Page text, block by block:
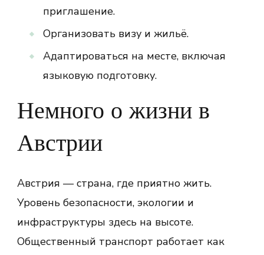
приглашение.
Организовать визу и жильё.
Адаптироваться на месте, включая
языковую подготовку.
Немного о жизни в
Австрии
Австрия — страна, где приятно жить.
Уровень безопасности, экологии и
инфраструктуры здесь на высоте.
Общественный транспорт работает как